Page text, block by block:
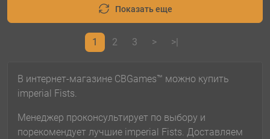
Показать еще
1 2 3 > >|
В интернет-магазине CBGames™ можно купить
imperial Fists.
Менеджер проконсультирует по выбору и
порекомендует лучшие imperial Fists. Доставляем